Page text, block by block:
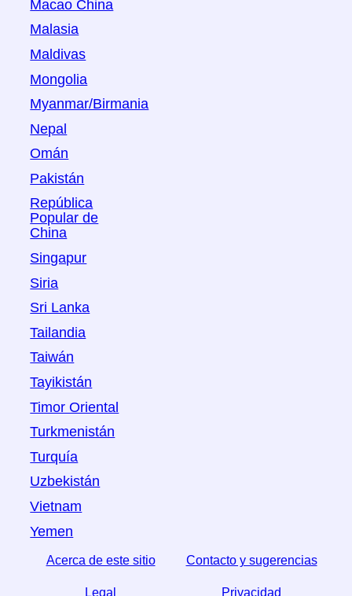
Macao China
Malasia
Maldivas
Mongolia
Myanmar/Birmania
Nepal
Omán
Pakistán
República
Popular de
China
Singapur
Siria
Sri Lanka
Tailandia
Taiwán
Tayikistán
Timor Oriental
Turkmenistán
Turquía
Uzbekistán
Vietnam
Yemen
Acerca de este sitio Contacto y sugerencias
Legal Privacidad